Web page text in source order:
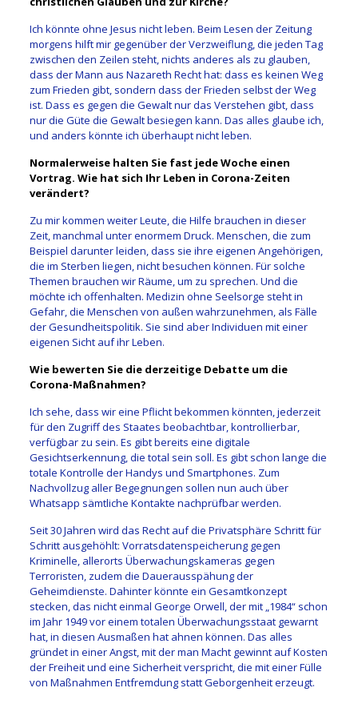
Ich könnte ohne Jesus nicht leben. Beim Lesen der Zeitung
morgens hilft mir gegenüber der Verzweiflung, die jeden Tag
zwischen den Zeilen steht, nichts anderes als zu glauben,
dass der Mann aus Nazareth Recht hat: dass es keinen Weg
zum Frieden gibt, sondern dass der Frieden selbst der Weg
ist. Dass es gegen die Gewalt nur das Verstehen gibt, dass
nur die Güte die Gewalt besiegen kann. Das alles glaube ich,
und anders könnte ich überhaupt nicht leben.
Normalerweise halten Sie fast jede Woche einen
Vortrag. Wie hat sich Ihr Leben in Corona-Zeiten
verändert?
Zu mir kommen weiter Leute, die Hilfe brauchen in dieser
Zeit, manchmal unter enormem Druck. Menschen, die zum
Beispiel darunter leiden, dass sie ihre eigenen Angehörigen,
die im Sterben liegen, nicht besuchen können. Für solche
Themen brauchen wir Räume, um zu sprechen. Und die
möchte ich offenhalten. Medizin ohne Seelsorge steht in
Gefahr, die Menschen von außen wahrzunehmen, als Fälle
der Gesundheitspolitik. Sie sind aber Individuen mit einer
eigenen Sicht auf ihr Leben.
Wie bewerten Sie die derzeitige Debatte um die
Corona-Maßnahmen?
Ich sehe, dass wir eine Pflicht bekommen könnten, jederzeit
für den Zugriff des Staates beobachtbar, kontrollierbar,
verfügbar zu sein. Es gibt bereits eine digitale
Gesichtserkennung, die total sein soll. Es gibt schon lange die
totale Kontrolle der Handys und Smartphones. Zum
Nachvollzug aller Begegnungen sollen nun auch über
Whatsapp sämtliche Kontakte nachprüfbar werden.
Seit 30 Jahren wird das Recht auf die Privatsphäre Schritt für
Schritt ausgehöhlt: Vorratsdatenspeicherung gegen
Kriminelle, allerorts Überwachungskameras gegen
Terroristen, zudem die Dauerausspähung der
Geheimdienste. Dahinter könnte ein Gesamtkonzept
stecken, das nicht einmal George Orwell, der mit „1984“ schon
im Jahr 1949 vor einem totalen Überwachungsstaat gewarnt
hat, in diesen Ausmaßen hat ahnen können. Das alles
gründet in einer Angst, mit der man Macht gewinnt auf Kosten
der Freiheit und eine Sicherheit verspricht, die mit einer Fülle
von Maßnahmen Entfremdung statt Geborgenheit erzeugt.